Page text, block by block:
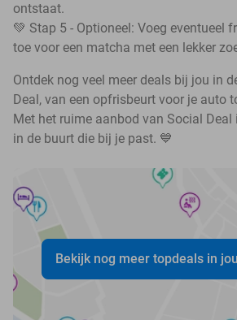
ontstaat.
💚 Stap 5 - Optioneel: Voeg eventueel
toe voor een matcha met een lekker
Ontdek nog veel meer deals bij jou in
Deal, van een opfrisbeurt voor je auto
Met het ruime aanbod van Social Deal
in de buurt die bij je past. 💙
Bekijk nog meer topdeals in